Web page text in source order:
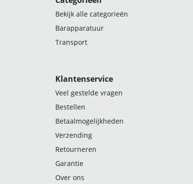
Bekijk alle categorieën
Barapparatuur
Transport
Klantenservice
Veel gestelde vragen
Bestellen
Betaalmogelijkheden
Verzending
Retourneren
Garantie
Over ons